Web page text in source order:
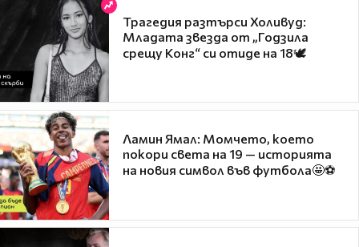
Трагедия разтърси Холивуд:
Младата звезда от „Годзила
срещу Конг“ си отиде на 18🕊️
Ламин Ямал: Момчето, което
покори света на 19 — историята
на новия символ във футбола🤩⚽